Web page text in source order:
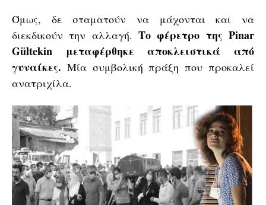
Όμως, δε σταματούν να μάχονται και να
διεκδικούν την αλλαγή. Το φέρετρο της Pinar
Gültekin μεταφέρθηκε αποκλειστικά από
γυναίκες. Μία συμβολική πράξη που προκαλεί
ανατριχίλα.